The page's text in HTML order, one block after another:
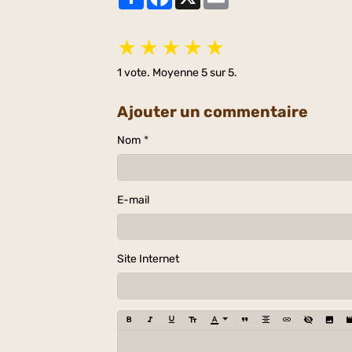
★ ★ ★ ★ ★
1 vote. Moyenne5sur 5.
Ajouter un commentaire
Nom
E-mail
Site Internet